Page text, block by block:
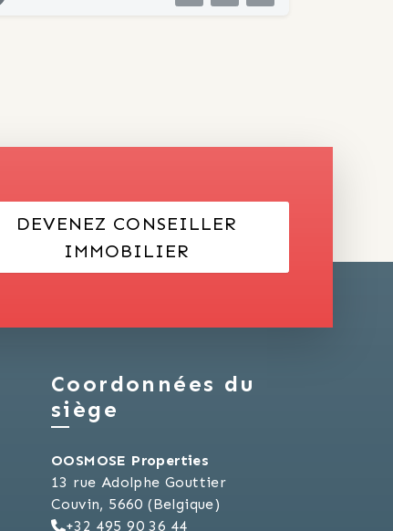
DEVENEZ CONSEILLER
IMMOBILIER
Coordonnées du
siège
OOSMOSE Properties
13 rue Adolphe Gouttier
Couvin, 5660 (Belgique)
+32 495 90 36 44